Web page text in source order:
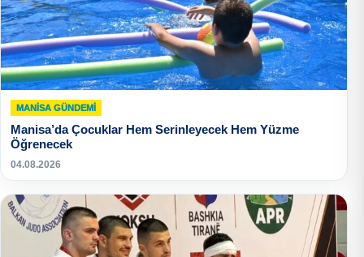
MANISA GÜNDEMI
Manisa’da Çocuklar Hem Serinleyecek Hem Yüzme
Öğrenecek
04.08.2026